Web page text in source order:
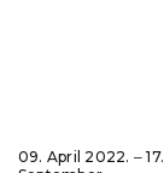
09. April 2022. ‒ 17.